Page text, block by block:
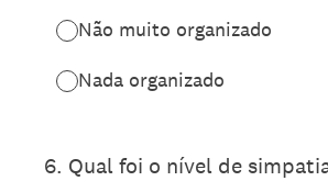
Não muito organizado
Nada organizado
6. Qual foi o nível de